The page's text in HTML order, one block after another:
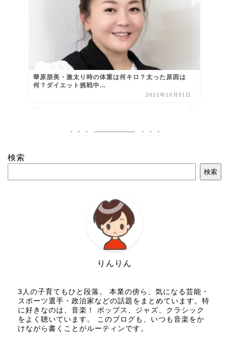
華原朋美・激太り時の体重は何キロ？太った原因は
何？ダイエット挑戦中...
2021年10月31日
検索
検索
りんりん
3人の子育てもひと段落。 本業の傍ら、気になる芸能・
スポーツ選手・政治家などの話題をまとめています。特
に好きなのは、音楽！ ポップス、ジャズ、クラシック
をよく聴いています。 このブログも、いつも音楽をか
けながら書くことがルーティンです。